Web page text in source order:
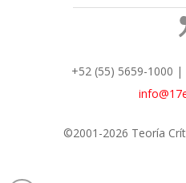
+52 (55) 5659-1000 |
©2001-2026 Teoría